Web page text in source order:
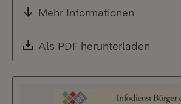
Mehr Informationen
Download:
Als PDF herunterladen